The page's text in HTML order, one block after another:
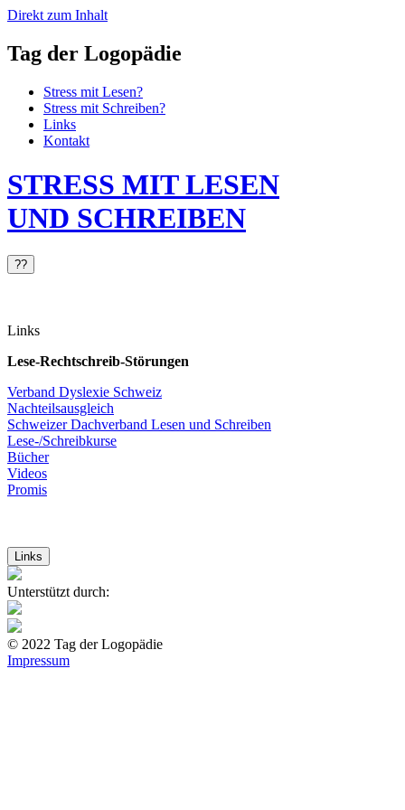
Direkt zum Inhalt
Tag der Logopädie
Stress mit Lesen?
Stress mit Schreiben?
Links
Kontakt
STRESS MIT LESEN
UND SCHREIBEN
??
Links
Lese-Rechtschreib-Störungen
Verband Dyslexie Schweiz
Nachteilsausgleich
Schweizer Dachverband Lesen und Schreiben
Lese-/Schreibkurse
Bücher
Videos
Promis
Links
Unterstützt durch:
© 2022 Tag der Logopädie
Impressum